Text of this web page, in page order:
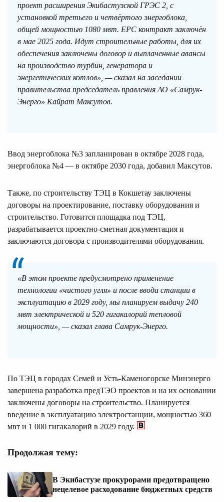
проект расширения Экибастузской ГРЭС 2, с
установкой третьего и четвёртого энергоблока,
общей мощностью 1080 мвт. EPC контракт заключён
в мае 2025 года. Идут строительные работы, для их
обеспечения заключены договор и выплаченные авансы
на производство турбин, генератора и
энергетических котлов», — сказал на заседании
правительства председатель правления АО «Самрук-
Энерго» Кайрат Максутов.
Ввод энергоблока №3 запланирован в октябре 2028 года,
энергоблока №4 — в октябре 2030 года, добавил Максутов.
Также, по строительству ТЭЦ в Кокшетау заключены
договоры на проектирование, поставку оборудования и
строительство. Готовится площадка под ТЭЦ,
разрабатывается проектно-сметная документация и
заключаются договора с производителями оборудования.
«В этом проекте предусмотрено применение
технологии «чистого угля» и после ввода станции в
эксплуатацию в 2029 году, мы планируем выдачу 240
мвт электрической и 520 гигакалорий тепловой
мощности», — сказал глава Самрук-Энерго.
По ТЭЦ в городах Семей и Усть-Каменогорске Минэнерго
завершена разработка предТЭО проектов и на их основании
заключены договоры на строительство. Планируется
введение в эксплуатацию электростанции, мощностью 360
мвт и 1 000 гигакалорий в 2029 году.
Продолжая тему:
В Экибастузе прокурорами предотвращено
нецелевое расходование бюджетных средств